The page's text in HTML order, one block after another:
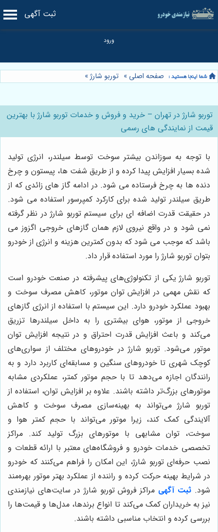
ثبت آگهی
صفحه اصلی » توربو شارژ»
توربو شارژ در تهران – خرید و فروش و خدمات توربو شارژ با بهترین
قیمت از نمایندگی های رسمی
با توجه به سوزاندن بیشتر سوخت توسط سیلندر، انرژی تولید
شده بسیار افزایش پیدا کرده و از طریق شفت ها، پیستون و چرخ
دنده ها به چرخ فرستاده می شود. در ادامه گاز های زائدی که از
طریق سیلندر تولید شده برای کارکرد کمپرسور استفاده می شود.
در حقیقت قدرت اضافه‌ ای برای سیستم توربو شارژ در نظر گرفته
نمی شود و در واقع نیروی لازم همان گازهای خروجی اگزوز می
باشد که موجب می شود که بدون کمترین هزینه و انرژی از خودرو
بتوان توربو شارژ را مورد استفاده قرار داد.
توربو شارژ یکی از تکنولوژی‌های پیشرفته در صنعت خودرو است
که نقش مهمی در افزایش توان موتور، کاهش مصرف سوخت و
بهبود عملکرد خودرو دارد. این سیستم با استفاده از انرژی گازهای
خروجی از موتور، هوای بیشتری را به داخل سیلندرها تزریق
می‌کند و باعث افزایش قدرت احتراق و در نتیجه افزایش توان
موتور می‌شود. توربو شارژ در خودروهای مختلف از سواری‌های
کوچک شهری تا خودروهای سنگین و مسابقه‌ای کاربرد دارد و به
رانندگان اجازه می‌دهد تا با حجم موتور کمتر، عملکردی مشابه
موتورهای بزرگ‌تر داشته باشند. علاوه بر افزایش توان، استفاده از
توربو شارژ می‌تواند به بهینه‌سازی مصرف سوخت و کاهش
آلایندگی کمک کند، زیرا موتور می‌تواند با حجم کمتر هوا و
سوخت، توان مشابهی با موتورهای بزرگ تولید کند. مراکز
تخصصی خدمات خودرو و فروشگاه‌های معتبر با ارائه قطعات و
نصب حرفه‌ای توربو شارژ، این امکان را فراهم می‌کنند که خودرو
در شرایط بهینه حرکت کرده و راننده از عملکرد بهتر موتور بهره‌مند
شود. ثبت آگهی مراکز فروش توربو شارژ در سایت‌های نیازمندی
نیز به خریداران کمک می‌کند تا انواع برندها، مدل‌ها و قیمت‌ها را
بررسی کرده و انتخاب مناسبی داشته باشند.